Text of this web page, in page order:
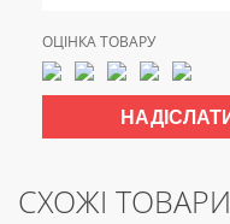
ОЦІНКА ТОВАРУ
СХОЖІ ТОВАРИ